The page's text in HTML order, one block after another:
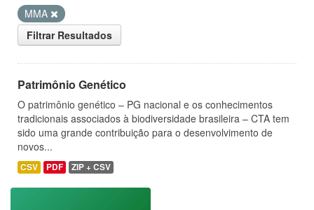
MMA
Filtrar Resultados
Patrimônio Genético
O patrimônio genético – PG nacional e os conhecimentos
tradicionais associados à biodiversidade brasileira – CTA tem
sido uma grande contribuição para o desenvolvimento de
novos...
CSV PDF ZIP + CSV